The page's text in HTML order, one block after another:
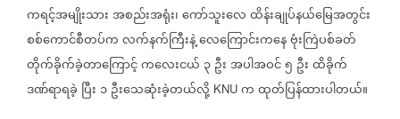
ကရင့်အမျိုးသားအစည်းအရုံး၊ကော်သူးလေထိန်းချုပ်နယ်မြေအတွင်း
စစ်ကောင်စီတပ်ကလက်နက်ကြီးနဲ့လေကြောင်းကနေဗုံးကြဲပစ်ခတ်
တိုက်ခိုက်ခဲ့တာကြောင့်ကလေးငယ် ၃ဦးအပါအဝင်၅ ဦးထိခိုက်
ဒဏ်ရာရခဲ့ ပြီး ၁ဦးသေဆုံးခဲ့တယ်လို့ KNU ကထုတ်ပြန်ထားပါတယ်။